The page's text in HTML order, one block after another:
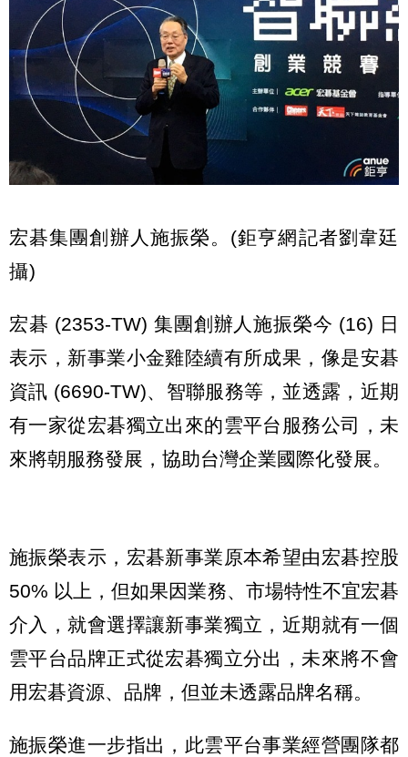
宏碁集團創辦人施振榮。(鉅亨網記者劉韋廷
攝)
宏碁 (2353-TW) 集團創辦人施振榮今 (16) 日
表示，新事業小金雞陸續有所成果，像是安碁
資訊 (6690-TW)、智聯服務等，並透露，近期
有一家從宏碁獨立出來的雲平台服務公司，未
來將朝服務發展，協助台灣企業國際化發展。
施振榮表示，宏碁新事業原本希望由宏碁控股
50% 以上，但如果因業務、市場特性不宜宏碁
介入，就會選擇讓新事業獨立，近期就有一個
雲平台品牌正式從宏碁獨立分出，未來將不會
用宏碁資源、品牌，但並未透露品牌名稱。
施振榮進一步指出，此雲平台事業經營團隊都